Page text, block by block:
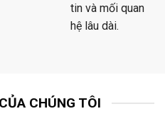
tin và mối quan
hệ lâu dài.
CHÚNG TÔI